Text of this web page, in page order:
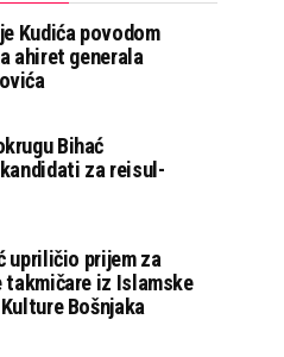
Kudića povodom
ahiret generala
Bihać
za reisul-
upriličio prijem za
takmičare iz Islamske
Bošnjaka